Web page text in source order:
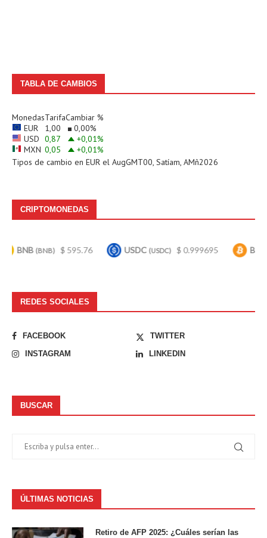
TABLA DE CAMBIOS
MonedasTarifaCambiar %
EUR
1,00 0,00%
USD 0,87 +0,01%
MXN 0,05 +0,01%
Tipos de cambio en EUR el AugGMT00, Satíam, AMñ2026
CRIPTOMONEDAS
(BNB) $ 595.76 USDC(USDC) $ 0.999695 Bitcoin (BTC)
REDES SOCIALES
FACEBOOK
TWITTER
INSTAGRAM
LINKEDIN
BUSCAR
ÚLTIMAS NOTICIAS
Retiro de AFP 2025: ¿Cuáles serían las